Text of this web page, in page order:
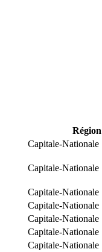
Région
Capitale-Nationale
Capitale-Nationale
Capitale-Nationale
Capitale-Nationale
Capitale-Nationale
Capitale-Nationale
Capitale-Nationale